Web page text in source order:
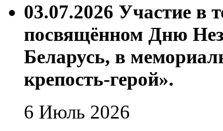
03.07.2026 Участие в
посвящённом Дню
Беларусь, в
крепость-герой».
6 Июль 2026